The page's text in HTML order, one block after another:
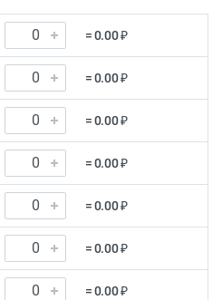
= 0.00 ₽
= 0.00 ₽
= 0.00 ₽
= 0.00 ₽
= 0.00 ₽
= 0.00 ₽
= 0.00 ₽